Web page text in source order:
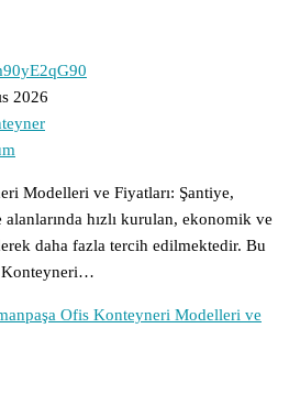
2026
Modelleri ve Fiyatları: Şantiye,
hızlı kurulan, ekonomik ve
daha fazla tercih edilmektedir. Bu
Konteyneri…
Ofis Konteyneri Modelleri ve